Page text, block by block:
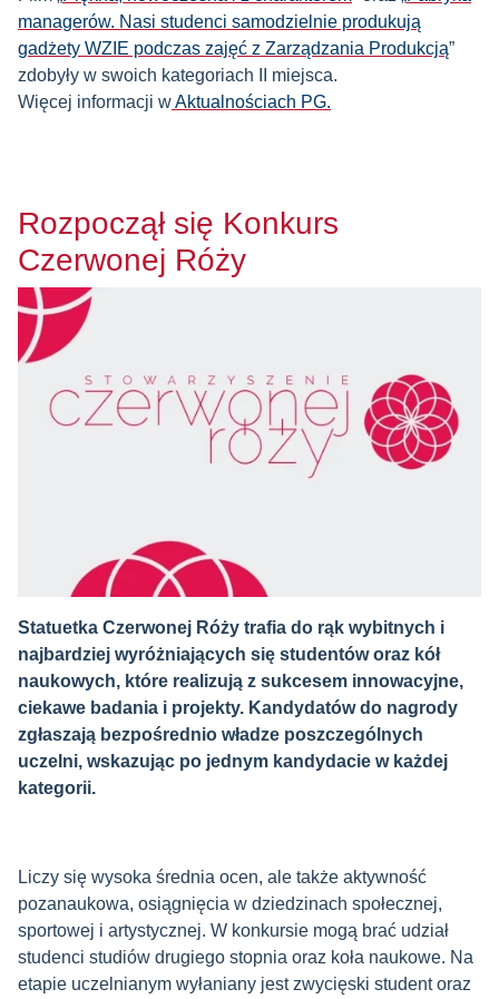
managerów. Nasi studenci samodzielnie produkują
gadżety WZIE podczas zajęć z Zarządzania Produkcją”
zdobyły w swoich kategoriach II miejsca.
Więcej informacji wAktualnościach PG.
Rozpoczął się Konkurs
Czerwonej Róży
Statuetka Czerwonej Róży trafia do rąk wybitnych i
najbardziej wyróżniających się studentów oraz kół
naukowych, które realizują z sukcesem innowacyjne,
ciekawe badania i projekty. Kandydatów do nagrody
zgłaszają bezpośrednio władze poszczególnych
uczelni, wskazując po jednym kandydacie w każdej
kategorii.
Liczy się wysoka średnia ocen, ale także aktywność
pozanaukowa, osiągnięcia w dziedzinach społecznej,
sportowej i artystycznej. W konkursie mogą brać udział
studenci studiów drugiego stopnia oraz koła naukowe. Na
etapie uczelnianym wyłaniany jest zwycięski student oraz